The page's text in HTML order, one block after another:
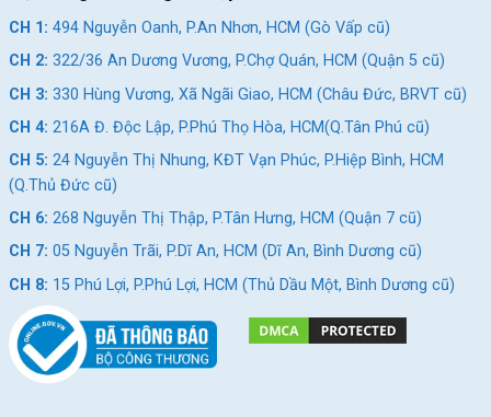
CH 1: 494 Nguyễn Oanh, P.An Nhơn, HCM (Gò Vấp cũ)
CH 2: 322/36 An Dương Vương, P.Chợ Quán, HCM (Quận 5 cũ)
CH 3: 330 Hùng Vương, Xã Ngãi Giao, HCM (Châu Đức, BRVT cũ)
CH 4: 216A Đ. Độc Lập, P.Phú Thọ Hòa, HCM(Q.Tân Phú cũ)
CH 5: 24 Nguyễn Thị Nhung, KĐT Vạn Phúc, P.Hiệp Bình, HCM
(Q.Thủ Đức cũ)
CH 6: 268 Nguyễn Thị Thập, P.Tân Hưng, HCM (Quận 7 cũ)
CH 7: 05 Nguyễn Trãi, P.Dĩ An, HCM (Dĩ An, Bình Dương cũ)
CH 8: 15 Phú Lợi, P.Phú Lợi, HCM (Thủ Dầu Một, Bình Dương cũ)